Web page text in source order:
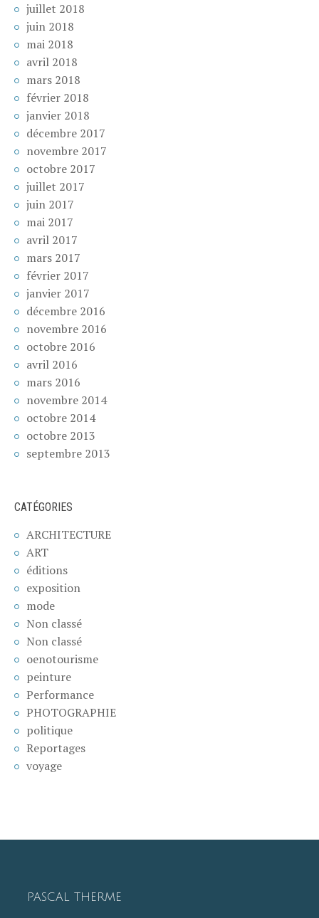
juillet 2018
juin 2018
mai 2018
avril 2018
mars 2018
février 2018
janvier 2018
décembre 2017
novembre 2017
octobre 2017
juillet 2017
juin 2017
mai 2017
avril 2017
mars 2017
février 2017
janvier 2017
décembre 2016
novembre 2016
octobre 2016
avril 2016
mars 2016
novembre 2014
octobre 2014
octobre 2013
septembre 2013
CATÉGORIES
ARCHITECTURE
ART
éditions
exposition
mode
Non classé
Non classé
oenotourisme
peinture
Performance
PHOTOGRAPHIE
politique
Reportages
voyage
PASCAL THERME